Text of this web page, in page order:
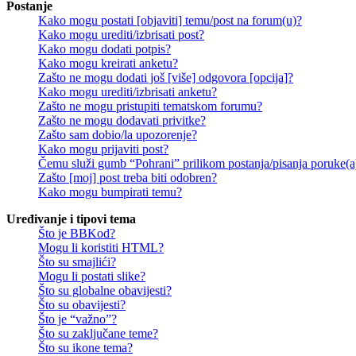
Postanje
Kako mogu postati [objaviti] temu/post na forum(u)?
Kako mogu urediti/izbrisati post?
Kako mogu dodati potpis?
Kako mogu kreirati anketu?
Zašto ne mogu dodati još [više] odgovora [opcija]?
Kako mogu urediti/izbrisati anketu?
Zašto ne mogu pristupiti tematskom forumu?
Zašto ne mogu dodavati privitke?
Zašto sam dobio/la upozorenje?
Kako mogu prijaviti post?
Čemu služi gumb “Pohrani” prilikom postanja/pisanja
Zašto [moj] post treba biti odobren?
Kako mogu bumpirati temu?
Uređivanje i tipovi tema
Što je BBKod?
Mogu li koristiti HTML?
Što su smajlići?
Mogu li postati slike?
Što su globalne obavijesti?
Što su obavijesti?
Što je “važno”?
Što su zaključane teme?
Što su ikone tema?